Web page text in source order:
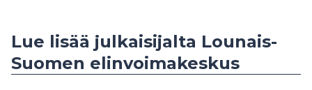
Lue lisää julkaisijalta Lounais-
Suomen elinvoimakeskus